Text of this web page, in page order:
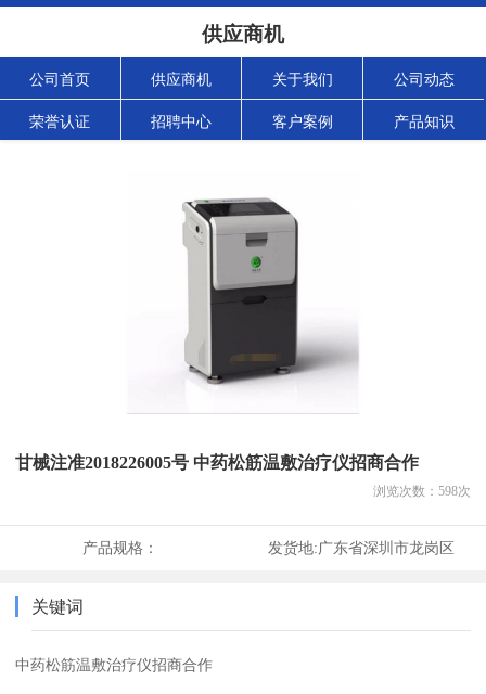
供应商机
公司首页 供应商机 关于我们 公司动态
荣誉认证 招聘中心 客户案例 产品知识
甘械注准2018226005号 中药松筋温敷治疗仪招商合作
浏览次数： 598次
产品规格： 发货地:广东省深圳市龙岗区
关键词
中药松筋温敷治疗仪招商合作